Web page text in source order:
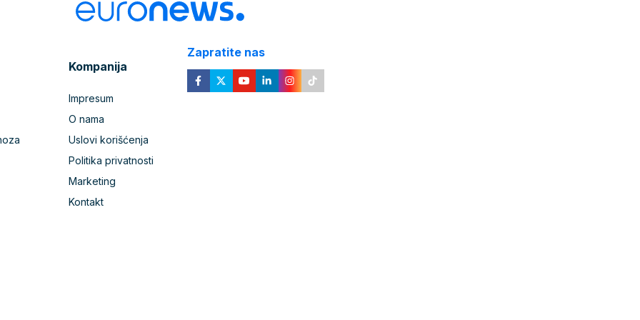
Kompanija
Impresum
O nama
Uslovi korišćenja
Politika privatnosti
Marketing
Kontakt
Zapratite nas